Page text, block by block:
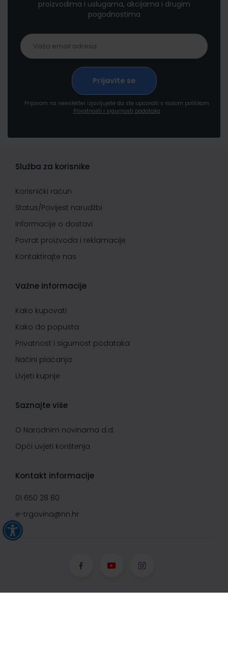
proizvodima i uslugama, akcijama i drugim
pogodnostima
Prijavom na newsletter izjavljujete da ste upoznati s našom politikom
Privatnosti i sigurnosti podataka
Služba za korisnike
Korisnički račun
Status/Povijest narudžbi
Informacije o dostavi
Povrat proizvoda i reklamacije
Kontaktirajte nas
Važne informacije
Kako kupovati
Kako do popusta
Privatnost i sigurnost podataka
Načini plaćanja
Uvjeti kupnje
Saznajte više
O Narodnim novinama d.d.
Opći uvjeti korištenja
Kontakt informacije
01 650 28 80
e-trgovina@nn.hr